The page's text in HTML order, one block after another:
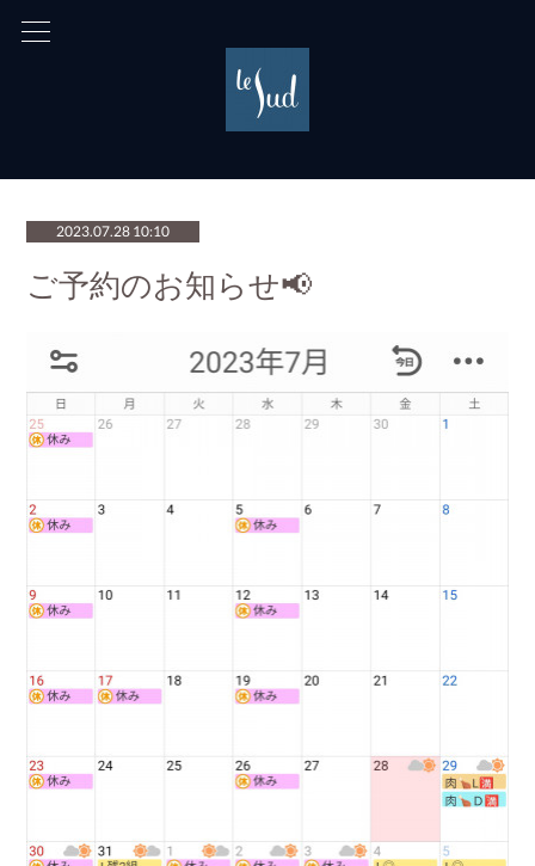
2023.07.28 10:10
ご予約のお知らせ📢